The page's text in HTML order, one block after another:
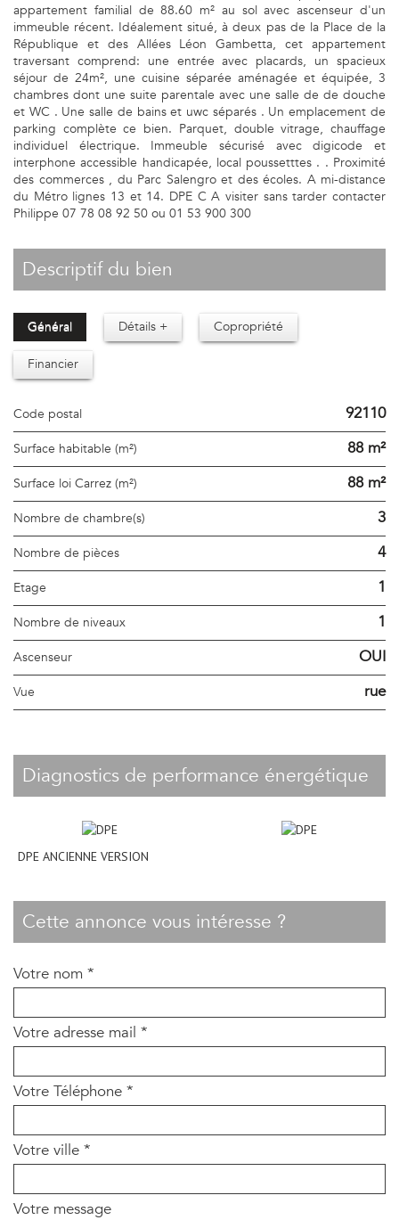
appartement familial de 88.60 m² au sol avec ascenseur d'un
immeuble récent. Idéalement situé, à deux pas de la Place de la
République et des Allées Léon Gambetta, cet appartement
traversant comprend: une entrée avec placards, un spacieux
séjour de 24m², une cuisine séparée aménagée et équipée, 3
chambres dont une suite parentale avec une salle de de douche
et WC . Une salle de bains et uwc séparés . Un emplacement de
parking complète ce bien. Parquet, double vitrage, chauffage
individuel électrique. Immeuble sécurisé avec digicode et
interphone accessible handicapée, local poussetttes . . Proximité
des commerces , du Parc Salengro et des écoles. A mi-distance
du Métro lignes 13 et 14. DPE C A visiter sans tarder contacter
Philippe 07 78 08 92 50 ou 01 53 900 300
descriptif du bien
Général Détails + Copropriété
Financier
Code postal 92110
Surface habitable (m²) 88 m²
Surface loi Carrez (m²) 88 m²
Nombre de chambre(s) 3
Nombre de pièces 4
Etage 1
Nombre de niveaux 1
Ascenseur OUI
Vue rue
diagnostics de performance énergétique
DPE ANCIENNE VERSION
cette annonce vous intéresse ?
Votre nom *
Votre adresse mail *
Votre Téléphone *
Votre ville *
Votre message